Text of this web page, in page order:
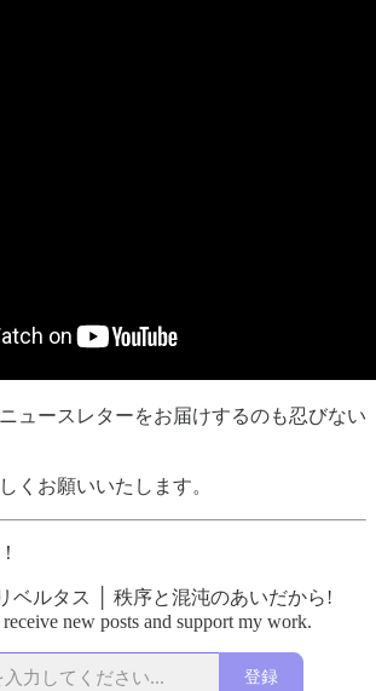
ュースレターをお届けするのも忍びない
くお願いいたします。
ベルタス │ 秩序と混沌のあいだから!
new posts and support my work.
登録